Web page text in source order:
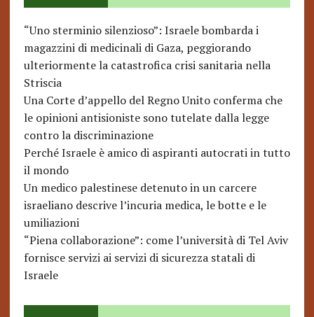
“Uno sterminio silenzioso”: Israele bombarda i
magazzini di medicinali di Gaza, peggiorando
ulteriormente la catastrofica crisi sanitaria nella
Striscia
Una Corte d’appello del Regno Unito conferma che
le opinioni antisioniste sono tutelate dalla legge
contro la discriminazione
Perché Israele è amico di aspiranti autocrati in tutto
il mondo
Un medico palestinese detenuto in un carcere
israeliano descrive l’incuria medica, le botte e le
umiliazioni
“Piena collaborazione”: come l’università di Tel Aviv
fornisce servizi ai servizi di sicurezza statali di
Israele